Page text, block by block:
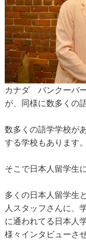
カナダ バンクーバ
が、同様に数多くの
数多くの語学学校が
する学校もあります。
そこで日本人留学生
多くの日本人留学生
人スタッフさんに、
に通われてる日本人
様々インタビューさ